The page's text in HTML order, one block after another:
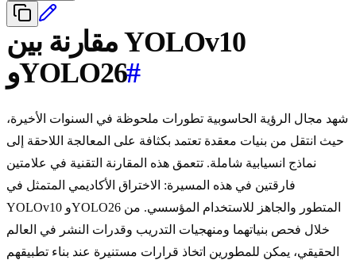
مقارنة بين YOLOv10
وYOLO26#
شهد مجال الرؤية الحاسوبية تطورات ملحوظة في السنوات الأخيرة،
حيث انتقل من بنيات معقدة تعتمد بكثافة على المعالجة اللاحقة إلى
نماذج انسيابية شاملة. تتعمق هذه المقارنة التقنية في علامتين
فارقتين في هذه المسيرة: الاختراق الأكاديمي المتمثل في
YOLOv10 وYOLO26 المتطور والجاهز للاستخدام المؤسسي. من
خلال فحص بنياتهما ومنهجيات التدريب وقدرات النشر في العالم
الحقيقي، يمكن للمطورين اتخاذ قرارات مستنيرة عند بناء تطبيقهم